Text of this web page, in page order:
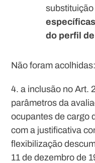
do perfil
Não foram acolhidas:
4. a inclusão no Art.
parâmetros da
ocupantes de cargo
com a justificativa
flexibilização
11 de dezembro de